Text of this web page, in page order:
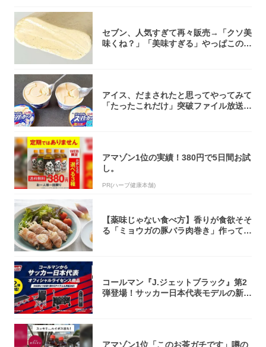
セブン、人気すぎて再々販売→「クソ美
味くね？」「美味すぎる」やっぱこのク
アイス、だまされたと思ってやってみて
「たったこれだけ」突破ファイル放送で
アマゾン1位の実績！380円で5日間お試
し。
PR(ハーブ健康本舗)
【薬味じゃない食べ方】香りが食欲そそ
る「ミョウガの豚バラ肉巻き」作ってみ
コールマン『J.ジェットブラック』第2
弾登場！サッカー日本代表モデルの新作
アマゾン1位「このお茶ガチです」噂の